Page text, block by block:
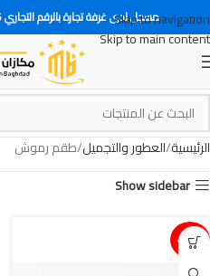
Skip to navigation
Skip to main content
مسجل لدى غرفة تجارة بالرقم التجاري 39345
الرئيسية العطور والتجميل طقم رموش
Show sidebar
15%-